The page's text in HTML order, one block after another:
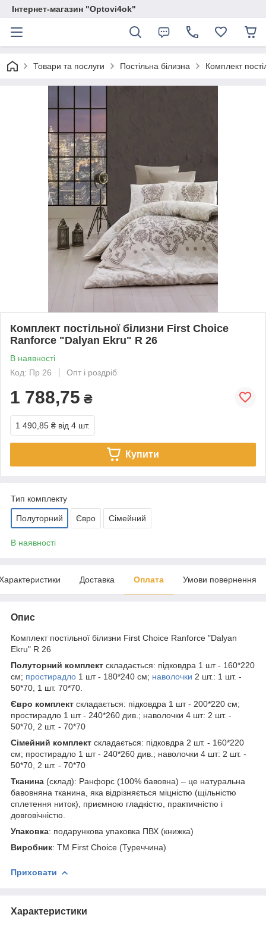
Інтернет-магазин "Optovi4ok"
Товари та послуги Постільна білизна Комплект
Комплект постільної білизни First Choice
Ranforce "Dalyan Ekru" R 26
В наявності
Код: Пр 26
Опт і роздріб
1 788,75 ₴
1 490,85 ₴ від 4 шт.
Купити
Тип комплекту
Полуторний Євро Сімейний
В наявності
Доставка Оплата Умови повернення
Опис
Комплект постільної білизни First Choice Ranforce "Dalyan
Ekru" R 26
Полуторний комплект складається: підковдра 1 шт - 160*220
см; простирадло 1 шт - 180*240 см; наволочки 2 шт.: 1 шт. -
50*70, 1 шт. 70*70.
Євро комплект складається: підковдра 1 шт - 200*220 см;
простирадло 1 шт - 240*260 див.; наволочки 4 шт: 2 шт. -
50*70, 2 шт. - 70*70
Сімейний комплект складається: підковдра 2 шт. - 160*220
см; простирадло 1 шт - 240*260 див.; наволочки 4 шт: 2 шт. -
50*70, 2 шт. - 70*70
Тканина (склад): Ранфорс (100% бавовна) – це натуральна
бавовняна тканина, яка відрізняється міцністю (щільністю
сплетення ниток), приємною гладкістю, практичністю і
довговічністю.
Упаковка: подарункова упаковка ПВХ (книжка)
Виробник: ТМ First Choice (Туреччина)
Приховати
Характеристики